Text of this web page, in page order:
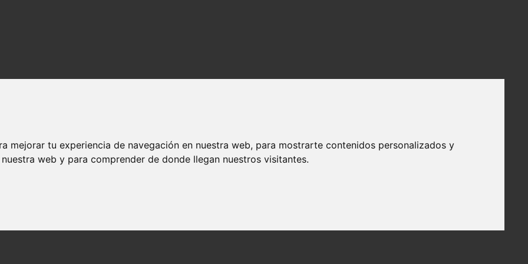
mejorar tu experiencia de navegación en nuestra web, para mostrarte contenidos personalizados y
web y para comprender de donde llegan nuestros visitantes.